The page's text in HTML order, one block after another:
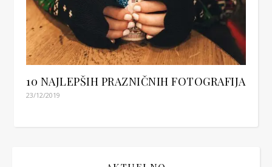
10 NAJLEPŠIH PRAZNIČNIH FOTOGRAFIJA
23/12/2019